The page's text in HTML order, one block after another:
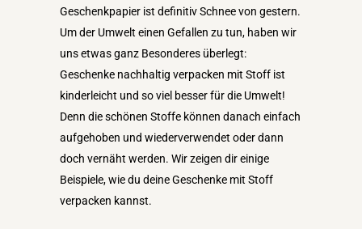
Geschenkpapier ist definitiv Schnee von gestern.
Um der Umwelt einen Gefallen zu tun, haben wir
uns etwas ganz Besonderes überlegt:
Geschenke nachhaltig verpacken mit Stoff ist
kinderleicht und so viel besser für die Umwelt!
Denn die schönen Stoffe können danach einfach
aufgehoben und wiederverwendet oder dann
doch vernäht werden. Wir zeigen dir einige
Beispiele, wie du deine Geschenke mit Stoff
verpacken kannst.